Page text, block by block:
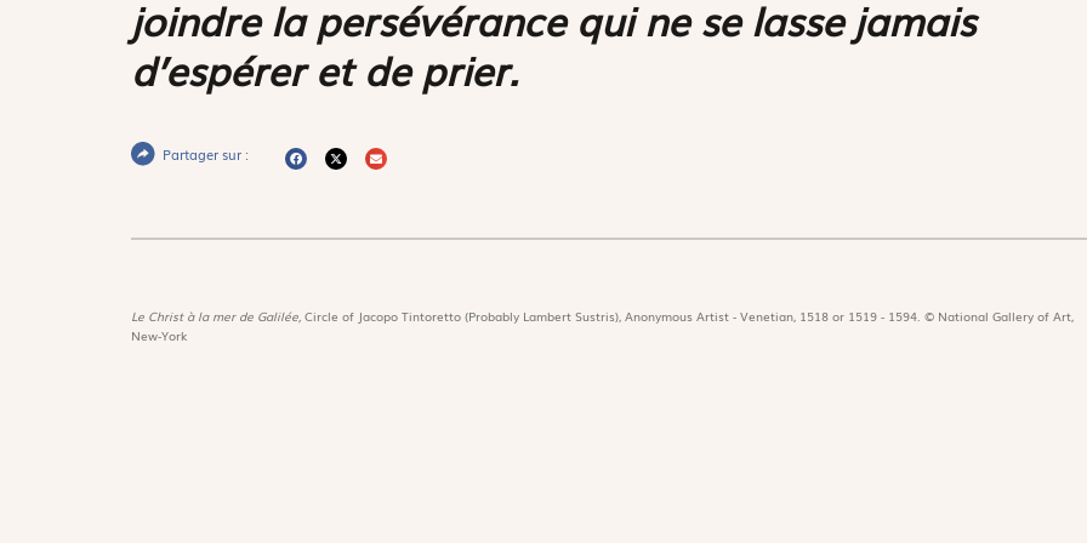
joindre la persévérance qui ne se lasse jamais
d’espérer et de prier.
Partager sur :
Le Christ à la mer de Galilée, Circle of Jacopo Tintoretto (Probably Lambert Sustris), Anonymous Artist - Venetian, 1518 or 1519 - 1594. © National Gallery of Art,
New-York